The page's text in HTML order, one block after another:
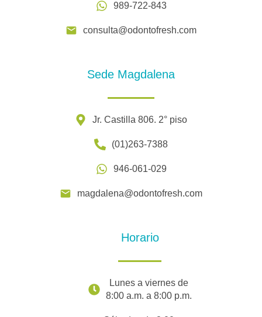
989-722-843
consulta@odontofresh.com
Sede Magdalena
Jr. Castilla 806. 2° piso
(01)263-7388
946-061-029
magdalena@odontofresh.com
Horario
Lunes a viernes de
8:00 a.m. a 8:00 p.m.